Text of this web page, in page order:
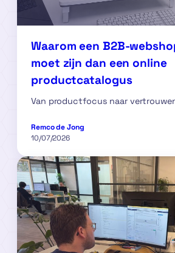
Waarom een B2B-
moet zijn dan een online
productcatalogus
Van productfocus naar
Remco de Jong
10/07/2026